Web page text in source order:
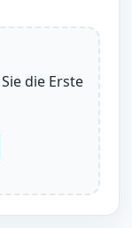
die Erste